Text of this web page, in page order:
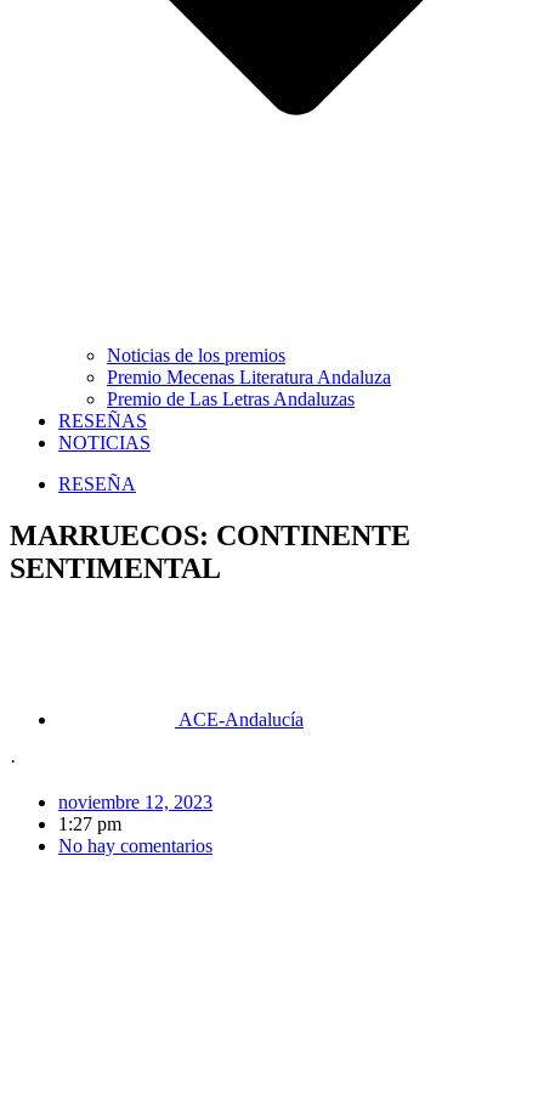
Noticias de los premios
Premio Mecenas Literatura Andaluza
Premio de Las Letras Andaluzas
RESEÑAS
NOTICIAS
RESEÑA
MARRUECOS: CONTINENTE
SENTIMENTAL
ACE-Andalucía
·
noviembre 12, 2023
1:27 pm
No hay comentarios